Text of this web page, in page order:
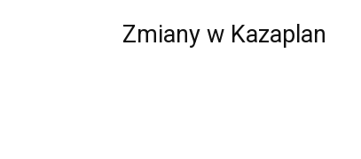
Zmiany w Kazaplan